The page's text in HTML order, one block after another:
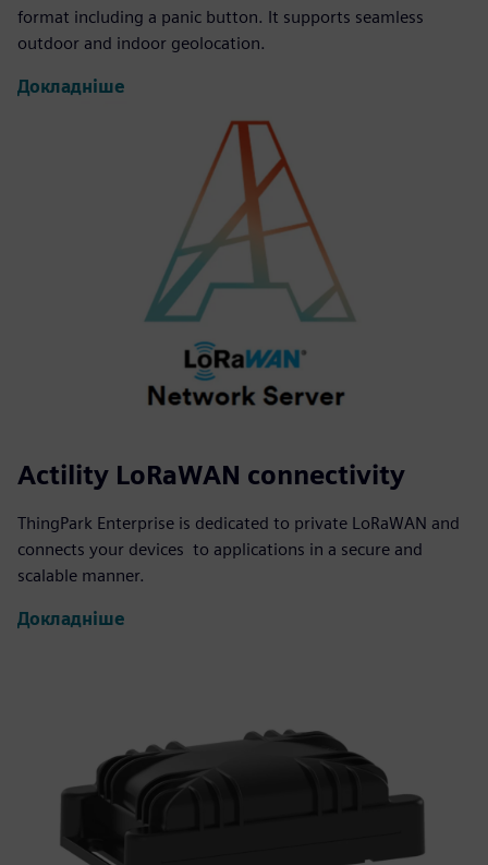
format including a panic button. It supports seamless
outdoor and indoor geolocation.
Докладніше
Actility LoRaWAN connectivity
ThingPark Enterprise is dedicated to private LoRaWAN and
connects your devices to applications in a secure and
scalable manner.
Докладніше